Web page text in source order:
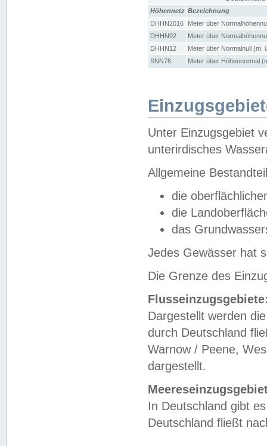
Höhennetz Bezeichnung
DHHN2016
Meter über
DHHN92
Meter über
DHHN12
Meter über Normalnull (m.
SNN76
Meter über Höhennormal
Unter Einzugsgebiet
unterirdisches
Allgemeine
die
die
das
Jedes Gewässer hat
Die Grenze des
Dargestellt werden
durch Deutschland
Warnow / Peene,
dargestellt.
In Deutschland gibt
Deutschland fließt